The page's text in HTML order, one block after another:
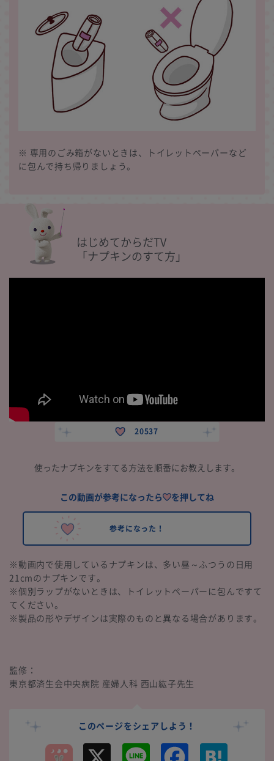
※ 専用のごみ箱がないときは、トイレットペーパーなど
に包んで持ち帰りましょう。
はじめてからだTV
「ナプキンのすて方」
使ったナプキンをすてる方法を順番にお教えします。
この動画が参考になったら を押してね
参考になった！
20537
※動画内で使用しているナプキンは、多い昼～ふつうの日用
21cmのナプキンです。
※個別ラップがないときは、トイレットペーパーに包んですて
てください。
※製品の形やデザインは実際のものと異なる場合があります。
監修：
東京都済生会中央病院 産婦人科 西山紘子先生
このページをシェアしよう！
X
L